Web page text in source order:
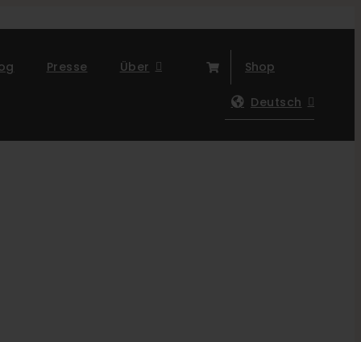
Presse Über Shop
Deutsch